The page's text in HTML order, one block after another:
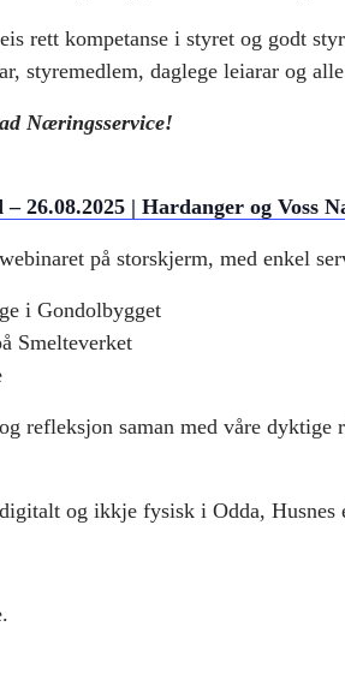
rett kompetanse i styret og godt
styremedlem, daglege leiarar og
Næringsservice!
26.08.2025 | Hardanger og Voss
på storskjerm, med enkel
i Gondolbygget
Smelteverket
refleksjon saman med våre
og ikkje fysisk i Odda, Husnes